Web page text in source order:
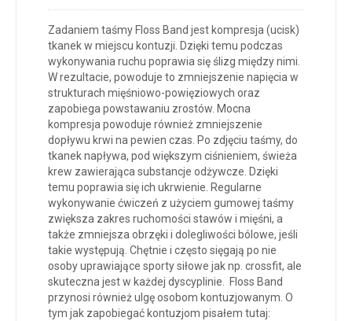
Zadaniem taśmy Floss Band jest kompresja (ucisk)
tkanek w miejscu kontuzji. Dzięki temu podczas
wykonywania ruchu poprawia się ślizg między nimi.
W rezultacie, powoduje to zmniejszenie napięcia w
strukturach mięśniowo-powięziowych oraz
zapobiega powstawaniu zrostów. Mocna
kompresja powoduje również zmniejszenie
dopływu krwi na pewien czas. Po zdjęciu taśmy, do
tkanek napływa, pod większym ciśnieniem, świeża
krew zawierająca substancje odżywcze. Dzięki
temu poprawia się ich ukrwienie. Regularne
wykonywanie ćwiczeń z użyciem gumowej taśmy
zwiększa zakres ruchomości stawów i mięśni, a
także zmniejsza obrzęki i dolegliwości bólowe, jeśli
takie występują. Chętnie i często sięgają po nie
osoby uprawiające sporty siłowe jak np. crossfit, ale
skuteczna jest w każdej dyscyplinie. Floss Band
przynosi również ulgę osobom kontuzjowanym. O
tym jak zapobiegać kontuzjom pisałem tutaj: